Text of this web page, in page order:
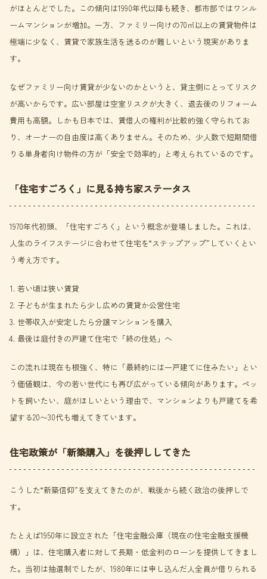
がほとんどでした。この傾向は1990年代以降も続き、都市部ではワンル
ームマンションが増加。一方、ファミリー向けの70㎡以上の賃貸物件は
極端に少なく、賃貸で家族生活を送るのが難しいという現実がありま
す。
なぜファミリー向け賃貸が少ないのかというと、貸主側にとってリスク
が高いからです。広い部屋は空室リスクが大きく、退去後のリフォーム
費用も高額。しかも日本では、賃借人の権利が比較的強く守られてお
り、オーナーの自由度は高くありません。そのため、少人数で短期間借
りる単身者向け物件の方が「安全で効率的」と考えられているのです。
「住宅すごろく」に見る持ち家ステータス
1970年代初頭、「住宅すごろく」という概念が登場しました。これは、
人生のライフステージに合わせて住宅を“ステップアップ”していくとい
う考え方です。
若い頃は狭い賃貸
子どもが生まれたら少し広めの賃貸か公営住宅
世帯収入が安定したら分譲マンションを購入
最後は庭付きの戸建て住宅で「終の住処」へ
この流れは現在も根強く、特に「最終的には一戸建てに住みたい」とい
う価値観は、今の若い世代にも再び広がっている傾向があります。ペッ
トを飼いたい、庭がほしいという理由で、マンションよりも戸建てを希
望する20〜30代も増えてきています。
住宅政策が「新築購入」を後押ししてきた
こうした“新築信仰”を支えてきたのが、戦後から続く政治の後押しで
す。
たとえば1950年に設立された「住宅金融公庫（現在の住宅金融支援機
構）」は、住宅購入者に対して長期・低金利のローンを提供してきまし
た。当初は抽選制でしたが、1980年には申し込んだ人全員が借りられる